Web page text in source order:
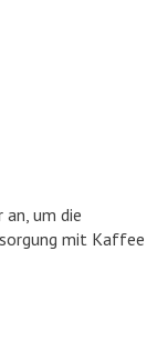
um die
mit Kaffee